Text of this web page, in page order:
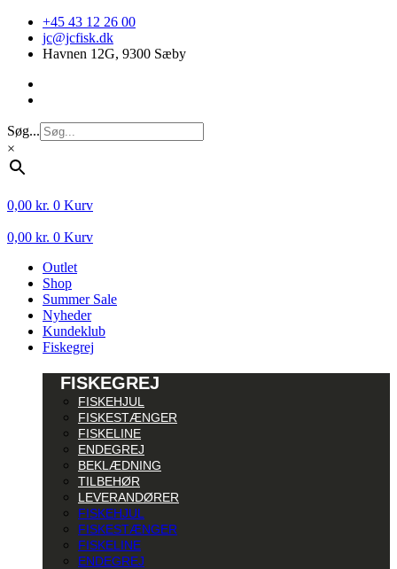
Videre
indhold
+45 43 12 26 00
jc@jcfisk.dk
Havnen 12G, 9300 Sæby
Søg...
×
0,00 kr. 0 Kurv
0,00 kr. 0 Kurv
Outlet
Shop
Summer Sale
Nyheder
Kundeklub
Fiskegrej
FISKEGREJ
FISKEHJUL
FISKESTÆNGER
FISKELINE
ENDEGREJ
BEKLÆDNING
TILBEHØR
LEVERANDØRER
FISKEHJUL
FISKESTÆNGER
FISKELINE
ENDEGREJ